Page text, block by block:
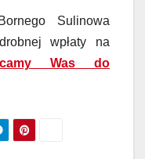
Sulinowa
wpłaty na
Was do